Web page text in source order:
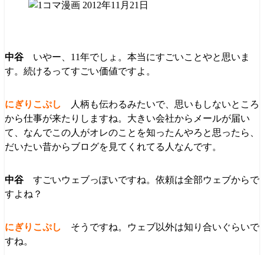
いやー、11年でしょ。本当にすごいことやと思いま
す。続けるってすごい価値ですよ。
人柄も伝わるみたいで、思いもしないところ
から仕事が来たりしますね。大きい会社からメールが届い
て、なんでこの人がオレのことを知ったんやろと思ったら、
だいたい昔からブログを見てくれてる人なんです。
すごいウェブっぽいですね。依頼は全部ウェブからで
すよね？
そうですね。ウェブ以外は知り合いぐらいで
すね。